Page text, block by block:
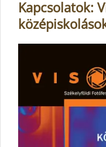
Kapcsolatok: